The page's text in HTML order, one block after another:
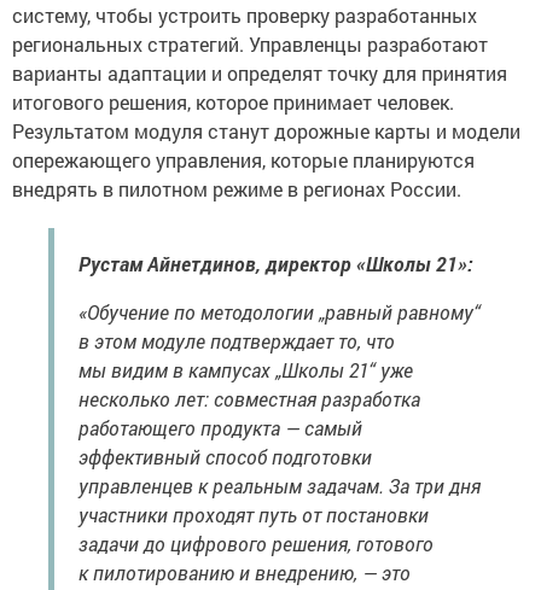
систему, чтобы устроить проверку разработанных
региональных стратегий. Управленцы разработают
варианты адаптации и определят точку для принятия
итогового решения, которое принимает человек.
Результатом модуля станут дорожные карты и модели
опережающего управления, которые планируются
внедрять в пилотном режиме в регионах России.
Рустам Айнетдинов, директор «Школы 21»:
«Обучение по методологии „равный равному“
в этом модуле подтверждает то, что
мы видим в кампусах „Школы 21“ уже
несколько лет: совместная разработка
работающего продукта — самый
эффективный способ подготовки
управленцев к реальным задачам. За три дня
участники проходят путь от постановки
задачи до цифрового решения, готового
к пилотированию и внедрению, — это